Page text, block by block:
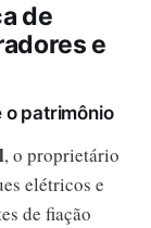
de
e
o patrimônio
, o proprietário
elétricos e
de fiação